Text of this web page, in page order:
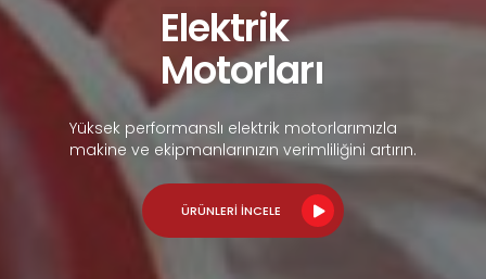
Elektrik
Motorları
Yüksek performanslı elektrik motorlarımızla
makine ve ekipmanlarınızın verimliliğini artırın.
ÜRÜNLERİ İNCELE